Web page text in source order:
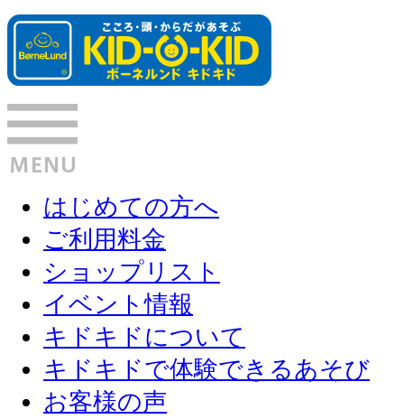
はじめての方へ
ご利用料金
ショップリスト
イベント情報
キドキドについて
キドキドで体験できるあそび
お客様の声